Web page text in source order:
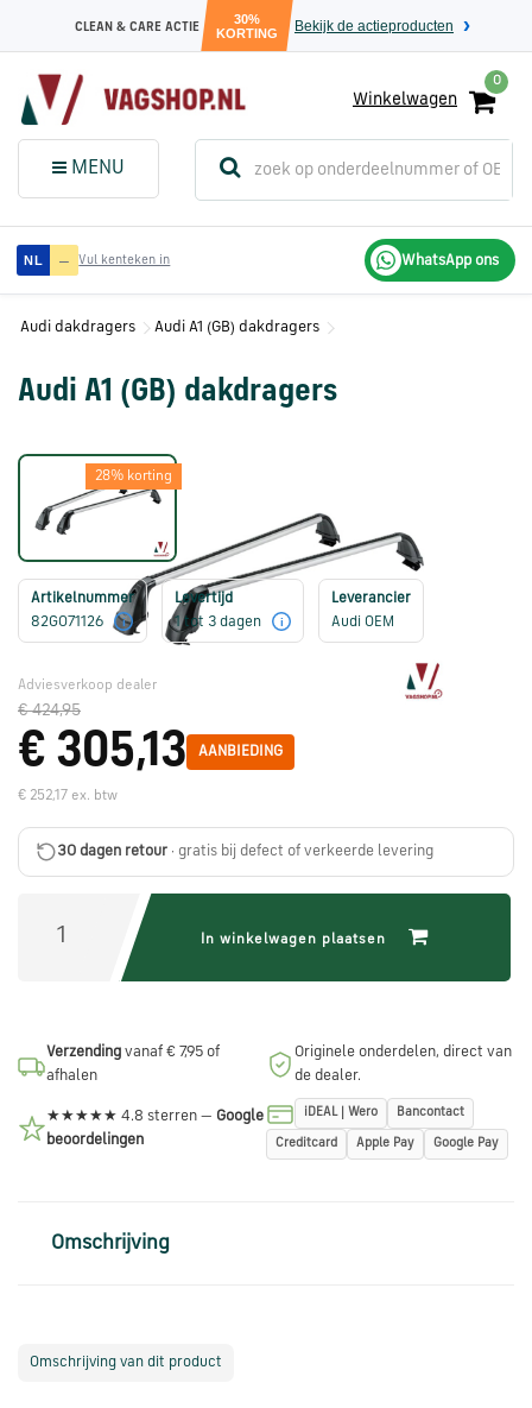
CLEAN & CARE ACTIE
30%
KORTING
Bekijk de actieproducten
0
Winkelwagen
MENU
Menu (Sluit dit
menuvenster)
Audi
onderdelen
onderdelen
SEAT
onderdelen
Škoda
onderdelen
onderdelen
Zomeraanbiedingen
Kunnen
we
helpen?
vraag
via
WhatsApp
e-
Handige
NL — Vul kenteken in WhatsApp ons
Audi dakdragers Audi A1 (GB) dakdragers
Audi A1 (GB) dakdragers
28% korting
Artikelnummer
82G071126
i
Levertijd
1 tot 3 dagen
i
Leverancier
Audi OEM
Adviesverkoop dealer
€ 424,95
€ 305,13 AANBIEDING
€ 252,17 ex. btw
30 dagen retour · gratis bij defect of verkeerde levering
In winkelwagen plaatsen
Verzending vanaf € 7,95 of
afhalen
Originele onderdelen, direct van
de dealer.
★★★★★ 4.8 sterren — Google
beoordelingen
iDEAL | Wero Bancontact
Creditcard Apple Pay Google Pay
Omschrijving
Omschrijving van dit product